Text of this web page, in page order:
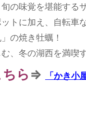
の味覚を堪能する
トに加え、自転車
の焼き牡蠣！
、冬の湖西を満喫
ら ⇒ 「かき小